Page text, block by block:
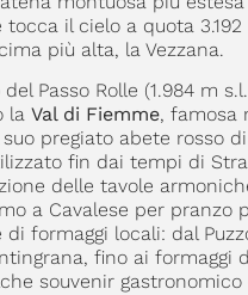
tocca il cielo a quota
più alta, la Vezzana.
Passo Rolle (1.984 m
la Val di Fiemme, famosa
pregiato abete rosso di
fin dai tempi di
delle tavole
a Cavalese per pranzo
di formaggi locali: dal
fino ai formaggi
souvenir